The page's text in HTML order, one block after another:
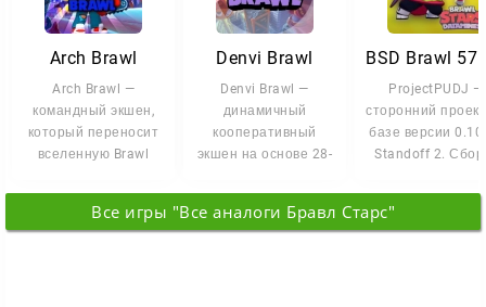
Arch Brawl
Arch Brawl —
командный экшен,
который переносит
вселенную Brawl
уровень. Проект
Denvi Brawl
Denvi Brawl —
динамичный
кооперативный
экшен на основе 28-
с добавленным
ProjectPUDJ —
сторонний
базе версии
Standoff 2.
атмосферу
Все игры "Все аналоги Бравл Старс"